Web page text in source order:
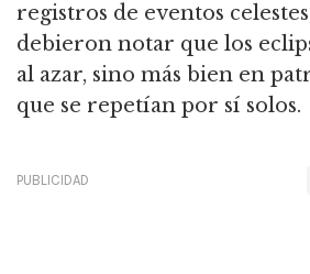
registros de eventos
debieron notar que los
al azar, sino más bien en
que se repetían por sí solos.
PUBLICIDAD